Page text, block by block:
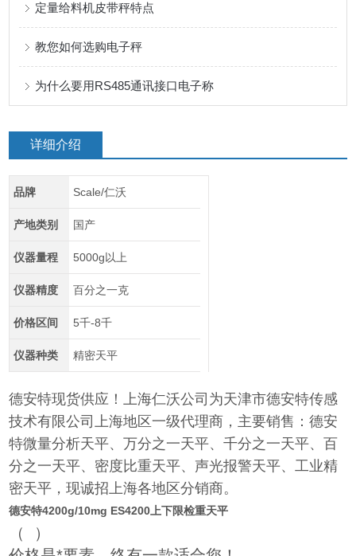
定量给料机皮带秤特点
教您如何选购电子秤
为什么要用RS485通讯接口电子称
详细介绍
品牌 Scale/仁沃
产地类别 国产
仪器量程 5000g以上
仪器精度 百分之一克
价格区间 5千-8千
仪器种类 精密天平
德安特现货供应！上海仁沃公司为天津市德安特传感
技术有限公司上海地区一级代理商，主要销售：德安
特微量分析天平、万分之一天平、千分之一天平、百
分之一天平、密度比重天平、声光报警天平、工业精
密天平，现诚招上海各地区分销商。
德安特4200g/10mg ES4200上下限检重天平
（
）